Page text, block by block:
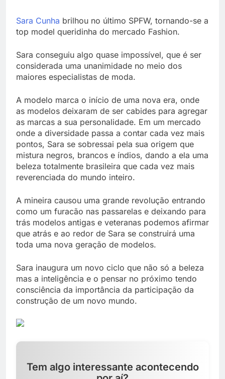
Sara Cunha brilhou no último SPFW, tornando-se a
top model queridinha do mercado Fashion.
Sara conseguiu algo quase impossível, que é ser
considerada uma unanimidade no meio dos
maiores especialistas de moda.
A modelo marca o início de uma nova era, onde
as modelos deixaram de ser cabides para agregar
as marcas a sua personalidade. Em um mercado
onde a diversidade passa a contar cada vez mais
pontos, Sara se sobressai pela sua origem que
mistura negros, brancos e índios, dando a ela uma
beleza totalmente brasileira que cada vez mais
reverenciada do mundo inteiro.
A mineira causou uma grande revolução entrando
como um furacão nas passarelas e deixando para
trás modelos antigas e veteranas podemos afirmar
que atrás e ao redor de Sara se construirá uma
toda uma nova geração de modelos.
Sara inaugura um novo ciclo que não só a beleza
mas a inteligência e o pensar no próximo tendo
consciência da importância da participação da
construção de um novo mundo.
Tem algo interessante acontecendo